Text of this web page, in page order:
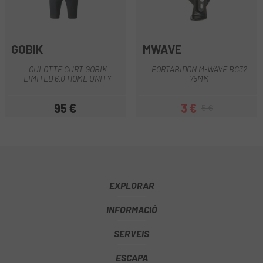
GOBIK
CULOTTE CURT GOBIK
LIMITED 6.0 HOME UNITY
Preu
95 €
MWAVE
PORTABIDON M-WAVE BC32
75MM
Preu
3 €Preu regular
EXPLORAR
INFORMACIÓ
SERVEIS
ESCAPA